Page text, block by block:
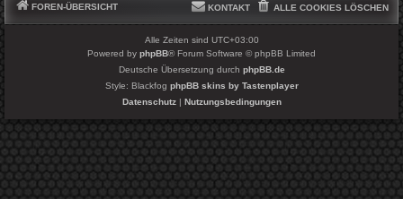
FOREN-ÜBERSICHT ALLE COOKIES LÖSCHEN
KONTAKT
Alle Zeiten sind UTC+03:00
Powered by phpBB® Forum Software © phpBB Limited
Deutsche Übersetzung durch phpBB.de
Style: Blackfog phpBB skins by Tastenplayer
Datenschutz| Nutzungsbedingungen